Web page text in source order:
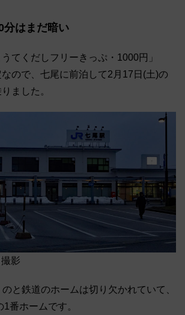
分はまだ暗い
てくだしフリーきっぷ・1000円」
ので、七尾に前泊して2月17日(土)の
ました。
影
と鉄道のホームは切り欠かれていて、
番ホームです。